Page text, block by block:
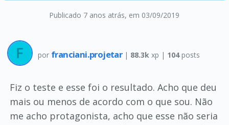
Publicado 7 anos atrás, em 03/09/2019
por franciani.projetar | 88.3k xp | 104posts
Fiz o teste e esse foi o resultado. Acho que deu
mais ou menos de acordo com o que sou. Não
me acho protagonista, acho que esse não seria